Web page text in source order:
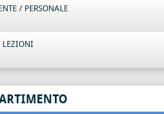
/ PERSONALE
LEZIONI